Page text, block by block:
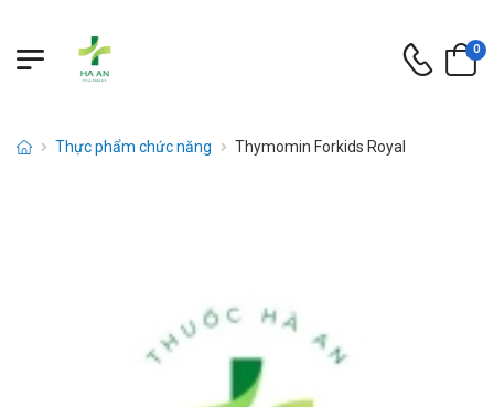
0
Thực phẩm chức năng Thymomin Forkids Royal